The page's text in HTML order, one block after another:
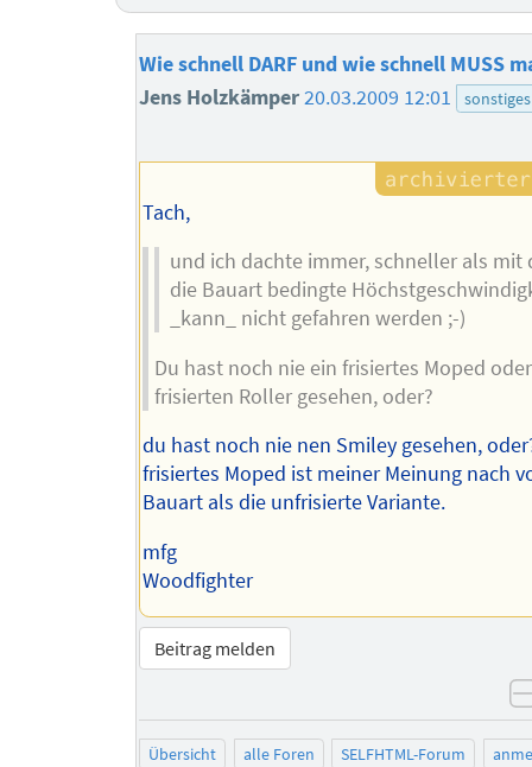
Wie schnell DARF und wie schnell MUSS
Jens Holzkämper20.03.2009 12:01 sonstiges
Tach,
und ich dachte immer, schneller als mit
die Bauart bedingte
_kann_ nicht gefahren werden ;-)
Du hast noch nie ein frisiertes Moped
frisierten Roller gesehen, oder?
du hast noch nie nen Smiley gesehen,
frisiertes Moped ist meiner Meinung nach
Bauart als die unfrisierte Variante.
mfg
Woodfighter
Beitrag melden
Übersicht alle Foren SELFHTML-Forum